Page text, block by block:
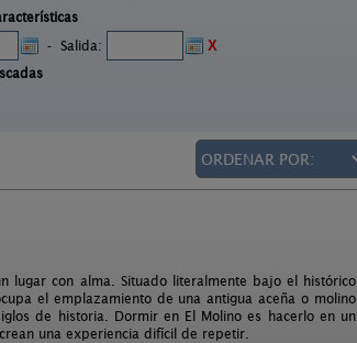
- Salida:
X
lugar con alma. Situado literalmente bajo el histórico
el emplazamiento de una antigua aceña o molino
de historia. Dormir en El Molino es hacerlo en un
una experiencia difícil de repetir.